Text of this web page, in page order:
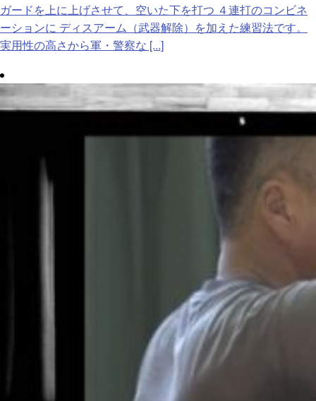
ガードを上に上げさせて、空いた下を打つ ４連打のコンビネ
ーションに ディスアーム（武器解除）を加えた練習法です。
実用性の高さから軍・警察な [...]